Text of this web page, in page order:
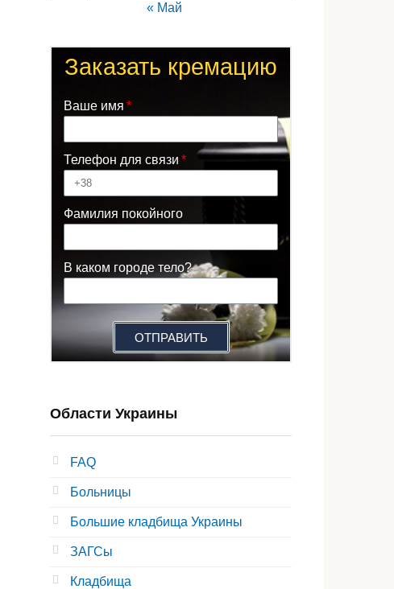
« Май
Заказать кремацию
Ваше имя
Телефон для связи
Фамилия покойного
В каком городе тело?
ОТПРАВИТЬ
Области Украины
FAQ
Больницы
Большие кладбища Украины
ЗАГСы
Кладбища